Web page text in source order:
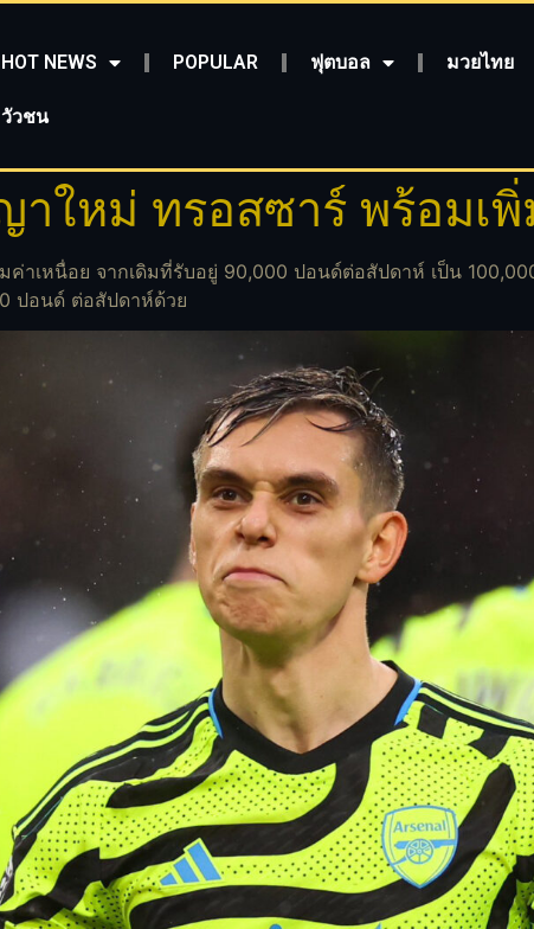
HOT NEWS POPULAR ฟุตบอล มวยไทย
วัวชน
ใหม่ ทรอสซาร์ พร้อมเพิ่
าเหนื่อย จากเดิมที่รับอยู่ 90,000 ปอนด์ต่อสัปดาห์ เป็น
ปอนด์ ต่อสัปดาห์ด้วย